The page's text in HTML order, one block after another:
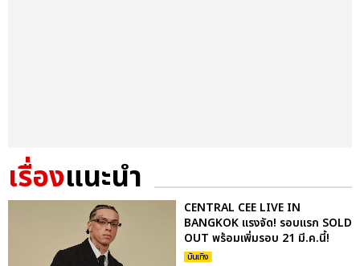
เรื่องแนะนำ
CENTRAL CEE LIVE IN
BANGKOK แรงจัด! รอบแรก SOLD
OUT พร้อมเพิ่มรอบ 21 มี.ค.นี้!
บันเทิง